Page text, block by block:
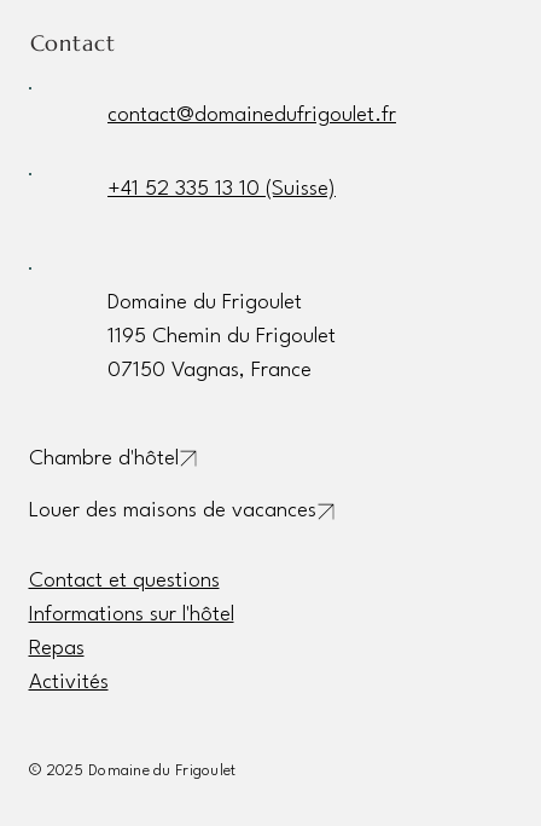
Contact
contact@domainedufrigoulet.fr
+41 52 335 13 10 (Suisse)
Domaine du Frigoulet
1195 Chemin du Frigoulet
07150 Vagnas, France
Chambre d'hôtel
Louer des maisons de vacances
Contact et questions
Informations sur l'hôtel
Repas
Activités
© 2025 Domaine du Frigoulet